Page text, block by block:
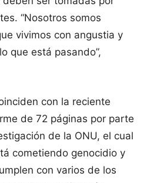
“Nosotros somos
vivimos con angustia y
que está pasando”,
con la reciente
de 72 páginas por parte
de la ONU, el cual
cometiendo genocidio y
con varios de los